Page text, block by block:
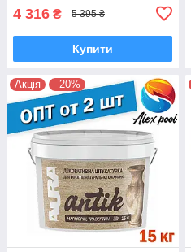
4 316 ₴ 5 395 ₴
Купити
Акція –20%